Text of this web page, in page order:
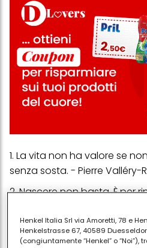
1. La vita non ha valore se
senza sosta. - Pierre Valléry-
2. Nascere non basta. È per
Ci sono persone così.
ricminciare infinite volte
Henkel Italia Srl via Amoretti, 78 e
Henkelstrasse 67, 40589
(congiuntamente “Henkel” o